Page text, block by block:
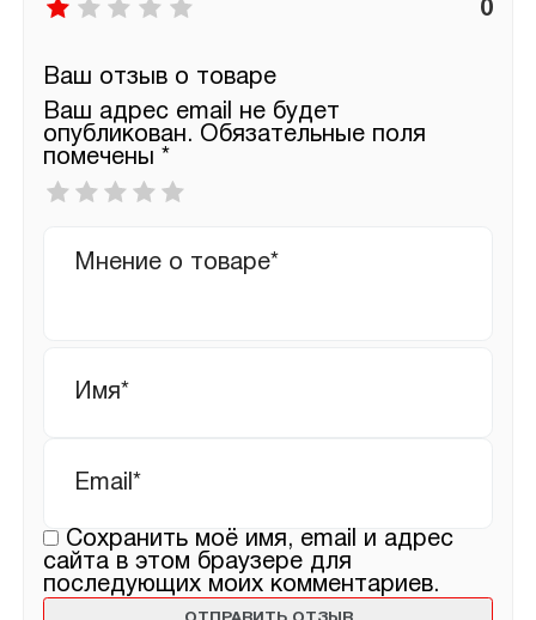
0
Ваш отзыв о товаре
Ваш адрес email не будет
опубликован. Обязательные поля
помечены *
Ваша
оценка
отзыв
Сохранить моё имя, email и адрес
сайта в этом браузере для
последующих моих комментариев.